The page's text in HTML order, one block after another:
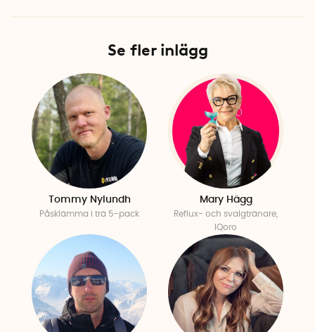
Se fler inlägg
Tommy Nylundh
Påsklämma i trä 5-pack
Mary Hägg
Reflux- och svalgtränare,
IQoro